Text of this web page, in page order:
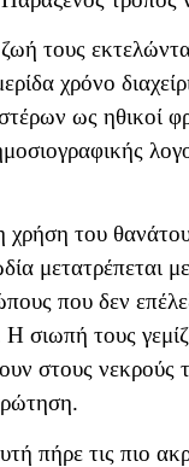
τους
χρόνο
ως ηθικοί
του θανάτου
μετατρέπεται
που δεν
Η σιωπή τους
στους νεκρούς
πήρε τις πιο